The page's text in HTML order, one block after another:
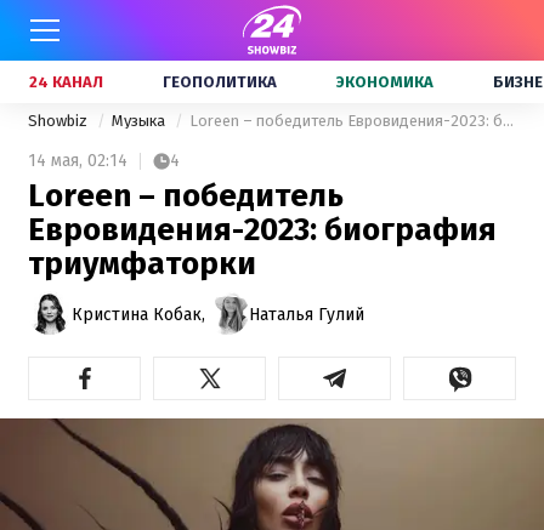
24 КАНАЛ ГЕОПОЛИТИКА ЭКОНОМИКА
Showbiz Музыка Loreen – победитель Евровидения-2023: биография триумфаторки
14 мая, 02:14 4
Loreen – победитель
Евровидения-2023: биография
триумфаторки
Кристина Кобак, Наталья Гулий